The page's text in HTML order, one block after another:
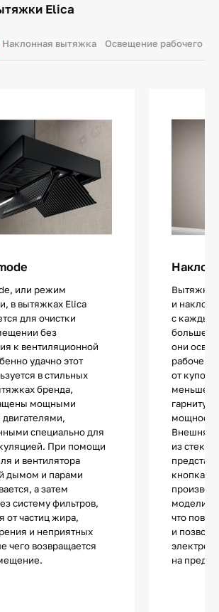
Elica
Наклонная вытяжка Освещение рабочего
или режим
в вытяжках Elica
для очистки
без
к вентиляционной
удачно этот
в стильных
бренда,
мощными
специально для
При помощи
и вентилятора
дымом и парами
а затем
систему фильтров,
от частиц жира,
и неприятных
чего возвращается
Вытяжки
и
с каждым
больше.
они
рабочей
от
меньше
мощности
Внешняя
из
модели
что
и
на